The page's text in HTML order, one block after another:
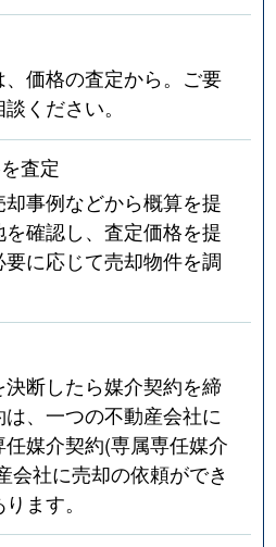
価格の査定から。ご要
ください。
査定
事例などから概算を提
確認し、査定価格を提
に応じて売却物件を調
断したら媒介契約を締
、一つの不動産会社に
媒介契約(専属専任媒介
会社に売却の依頼ができ
ます。